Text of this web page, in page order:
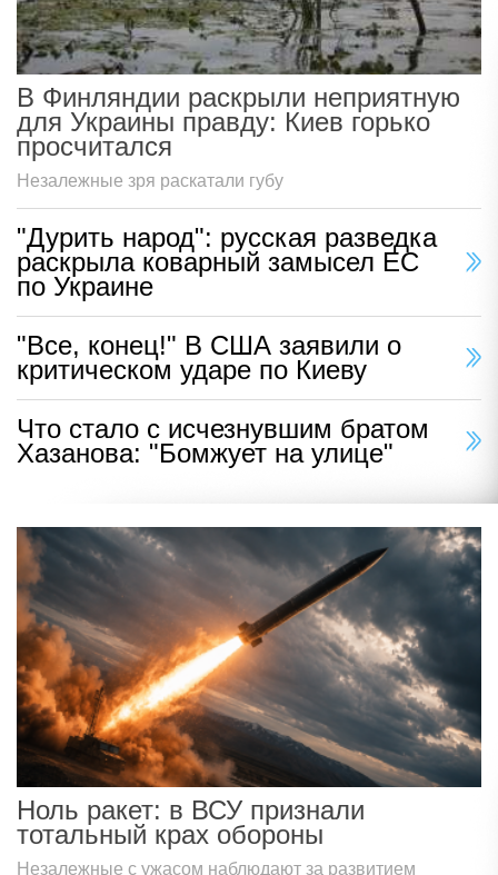
В Финляндии раскрыли неприятную
для Украины правду: Киев горько
просчитался
Незалежные зря раскатали губу
"Дурить народ": русская разведка
раскрыла коварный замысел ЕС
по Украине
"Все, конец!" В США заявили о
критическом ударе по Киеву
Что стало с исчезнувшим братом
Хазанова: "Бомжует на улице"
Ноль ракет: в ВСУ признали
тотальный крах обороны
Незалежные с ужасом наблюдают за развитием